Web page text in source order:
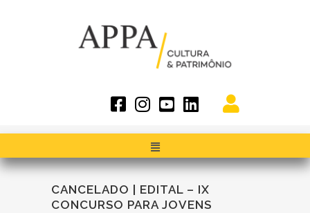
CANCELADO | EDITAL – IX
CONCURSO PARA JOVENS